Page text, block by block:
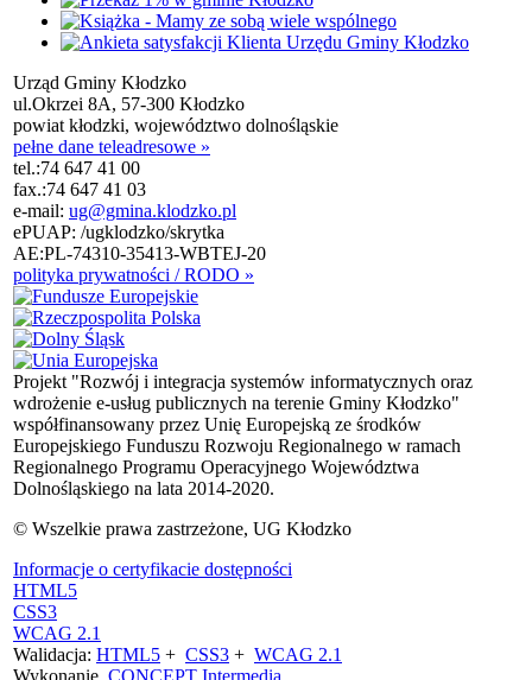
Urząd Gminy Kłodzko
ul.Okrzei 8A, 57-300 Kłodzko
powiat kłodzki, województwo dolnośląskie
pełne dane teleadresowe »
tel.:74 647 41 00
fax.:74 647 41 03
e-mail: ug@gmina.klodzko.pl
ePUAP: /ugklodzko/skrytka
AE:PL-74310-35413-WBTEJ-20
polityka prywatności / RODO »
Projekt "Rozwój i integracja systemów informatycznych oraz
wdrożenie e-usług publicznych na terenie Gminy Kłodzko"
współfinansowany przez Unię Europejską ze środków
Europejskiego Funduszu Rozwoju Regionalnego w ramach
Regionalnego Programu Operacyjnego Województwa
Dolnośląskiego na lata 2014-2020.
© Wszelkie prawa zastrzeżone, UG Kłodzko
Informacje o certyfikacie dostępności
HTML5
CSS3
WCAG 2.1
Walidacja: HTML5 + CSS3 + WCAG 2.1
Wykonanie CONCEPT Intermedia